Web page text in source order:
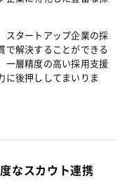
スタートアップ企業の採
で解決することができる
一層精度の高い採用支援
に後押ししてまいりま
なスカウト連携